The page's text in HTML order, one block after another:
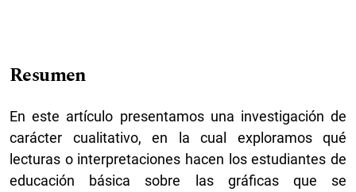
Resumen
En este artículo presentamos una investigación de
carácter cualitativo, en la cual exploramos qué
lecturas o interpretaciones hacen los estudiantes de
educación básica sobre las gráficas que se